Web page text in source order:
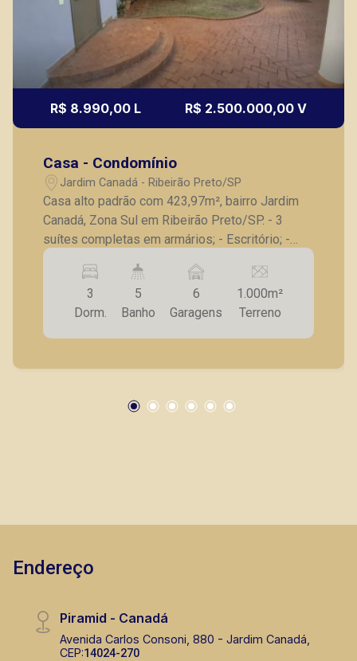
CORRETOR DE PLANTÃO
CRECI 82740 - Venda
(16) 99137-0754
CORRETOR DE PLANTÃO
Bráulio Alvarez
(16) 99327-7979
Fátima Spadaro
R$ 8.990,00 L R$ 2.500.000,00 V
Casa - Condomínio
Jardim Canadá - Ribeirão Preto/SP
Casa alto padrão com 423,97m², bairro Jardim
Canadá, Zona Sul em Ribeirão Preto/SP. - 3
suítes completas em armários; - Escritório; -
Lavabo; - Sala para 2 ambientes; - Cozinha
planejada; - Despensa; - Lavanderia; - Quarto e
banheiro de serviço; - Varanda gourmet com
churrasqueira; - Piscina; - Ducha; - Quadra de
futebol; - Jardim; - 6 vagas de garagem.
´Água, Nova Aliança, Jardim Irajá, Bosque das
mercados, farmácias, escolas, além de pontos
3
Dorm.
5
Banho
6
Garagens
1.000m²
Terreno
Endereço
Piramid - Canadá
Avenida Carlos Consoni, 880 - Jardim Canadá,
CEP:14024-270